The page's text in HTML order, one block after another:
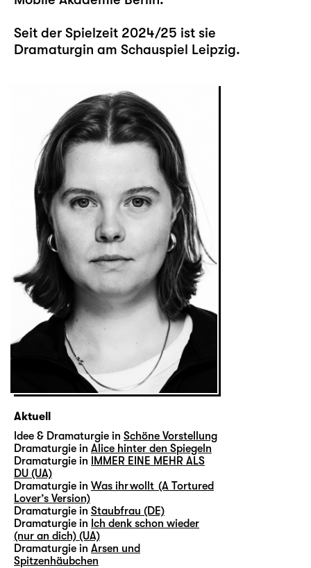
Seit der Spielzeit 2024/25 ist sie
Dramaturgin am Schauspiel Leipzig.
Aktuell
Idee & Dramaturgie in Schöne Vorstellung
Dramaturgie in Alice hinter den Spiegeln
Dramaturgie in
IMMER EINE MEHR ALS
DU (UA)
Dramaturgie in Was ihr wollt (A Tortured
Lover’s Version)
Dramaturgie in Staubfrau (DE)
Dramaturgie in Ich denk schon wieder
(nur an dich) (UA)
Dramaturgie in Arsen und
Spitzenhäubchen